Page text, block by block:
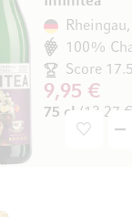
Score
9,95 €
75 cl (13,27